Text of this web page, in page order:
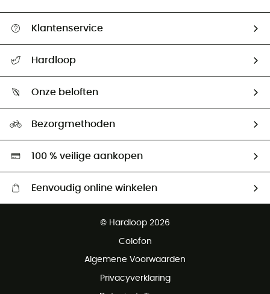
Klantenservice
Retourzendingen & Terugbetalingen
Hardloop
Ambassadeurs
Onze beloften
Hardgreen
Bezorgmethoden
100 % veilige aankopen
Eenvoudig online winkelen
Gratis retourneren binnen 100 dagen
© Hardloop 2026
Colofon
Algemene Voorwaarden
Privacyverklaring